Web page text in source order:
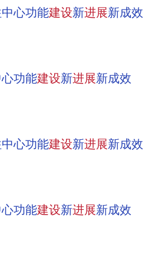
心功能建设新进展新成效
功能建设新进展新成效
心功能建设新进展新成效
功能建设新进展新成效